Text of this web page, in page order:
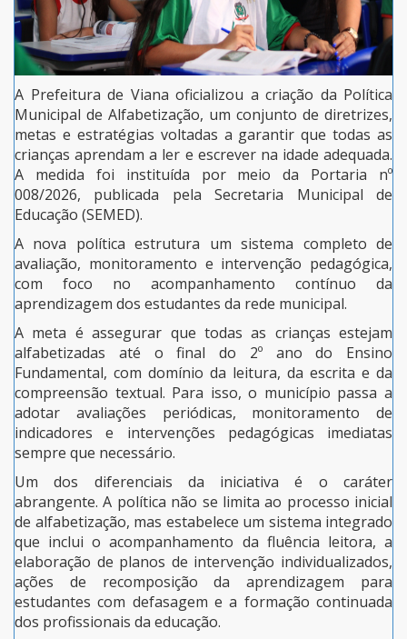
A Prefeitura de Viana oficializou a criação da Política
Municipal de Alfabetização, um conjunto de diretrizes,
metas e estratégias voltadas a garantir que todas as
crianças aprendam a ler e escrever na idade adequada.
A medida foi instituída por meio da Portaria nº
008/2026, publicada pela Secretaria Municipal de
Educação (SEMED).
A nova política estrutura um sistema completo de
avaliação, monitoramento e intervenção pedagógica,
com foco no acompanhamento contínuo da
aprendizagem dos estudantes da rede municipal.
A meta é assegurar que todas as crianças estejam
alfabetizadas até o final do 2º ano do Ensino
Fundamental, com domínio da leitura, da escrita e da
compreensão textual. Para isso, o município passa a
adotar avaliações periódicas, monitoramento de
indicadores e intervenções pedagógicas imediatas
sempre que necessário.
Um dos diferenciais da iniciativa é o caráter
abrangente. A política não se limita ao processo inicial
de alfabetização, mas estabelece um sistema integrado
que inclui o acompanhamento da fluência leitora, a
elaboração de planos de intervenção individualizados,
ações de recomposição da aprendizagem para
estudantes com defasagem e a formação continuada
dos profissionais da educação.